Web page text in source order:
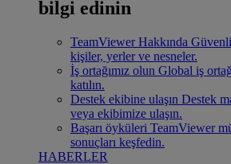
bilgi edinin
TeamViewer Hakkında
kişiler, yerler ve nesneler.
İş ortağımız olun Global iş
katılın.
Destek ekibine ulaşın Destek
veya ekibimize ulaşın.
Başarı öyküleri TeamViewer
sonuçları keşfedin.
HABERLER